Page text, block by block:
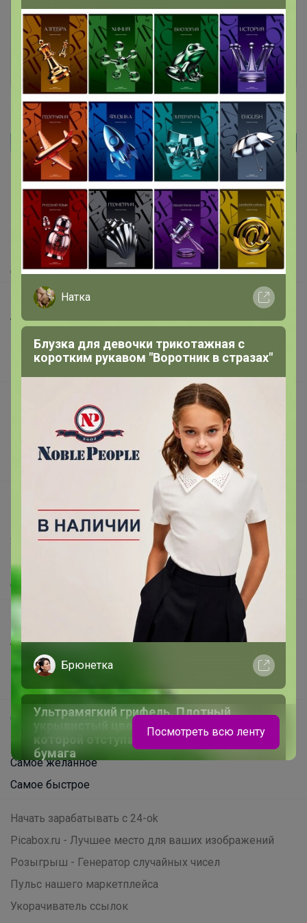
Это займет меньше минуты
Войти Зарегистрироваться
Реклама
Как здесь все устроено?
Как сделать заказ?
Как получить?
Доставка
Шоурумы
Торговые марки
Наша команда
В наличии
Реклама на сайте
Поставщикам
Написать в поддержку
Защита покупателя
Помощь
О нас
Анонсы
Новости
Поддержка альпак
Самое выгодное
Хиты продаж
Самое желанное
Самое быстрое
Начать зарабатывать с 24-ok
Picabox.ru - Лучшее место для ваших изображений
Розыгрыш - Генератор случайных чисел
Пульс нашего маркетплейса
Укорачиватель ссылок
Натка
Блузка для девочки трикотажная с
коротким рукавом "Воротник в стразах"
Брюнетка
Ультрамягкий грифель. Плотный
укрывистый цвет Яркость, перед
которой отступает даже самая темная
бумага
Посмотреть всю ленту